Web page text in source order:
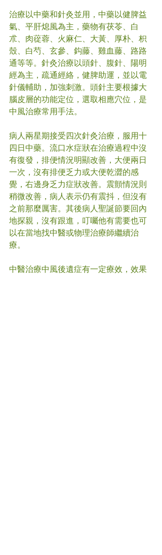
治療以中藥和針灸並用，中藥以健脾益
氣、平肝熄風為主，藥物有茯苓、白
朮、肉蓯蓉、火麻仁、大黃、厚朴、枳
殼、白芍、玄參、鈎藤、雞血藤、路路
通等等。針灸治療以頭針、腹針、陽明
經為主，疏通經絡，健脾助運，並以電
針儀輔助，加強刺激。頭針主要根據大
腦皮層的功能定位，選取相應穴位，是
中風治療常用手法。
病人兩星期接受四次針灸治療，服用十
四日中藥。流口水症狀在治療過程中沒
有復發，排便情況明顯改善，大便兩日
一次，沒有排便乏力或大便乾澀的感
覺，右邊身乏力症狀改善。震顫情況則
稍微改善，病人表示仍有震抖，但沒有
之前那麼厲害。其後病人聖誕節要回內
地探親，沒有跟進，叮囑他有需要也可
以在當地找中醫或物理治療師繼續治
療。
中醫治療中風後遺症有一定療效，效果